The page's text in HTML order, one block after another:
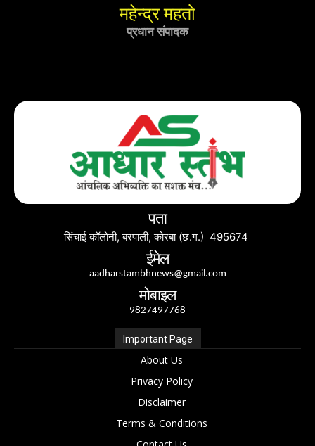
महेन्द्र महतो
प्रधान संपादक
पता
सिंचाई कॉलोनी, बरपाली, कोरबा (छ.ग.) 495674
ईमेल
aadharstambhnews@gmail.com
मोबाइल
9827497768
Important Page
About Us
Privacy Policy
Disclaimer
Terms & Conditions